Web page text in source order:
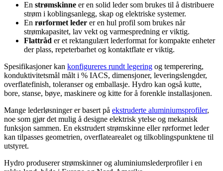
En strømskinne er en solid leder som brukes til å distribuere
strøm i koblingsanlegg, skap og elektriske systemer.
En rørformet leder er en hul profil som brukes når
strømkapasitet, lav vekt og varmespredning er viktig.
Flattråd er et rektangulært lederformat for kompakte enheter
der plass, repeterbarhet og kontaktflate er viktig.
Spesifikasjoner kan konfigureres rundt legering og temperering,
konduktivitetsmål målt i % IACS, dimensjoner, leveringslengder,
overflatefinish, toleranser og emballasje. Hydro kan også kutte,
bore, stanse, bøye, maskinere og kitte for å forenkle installasjonen.
Mange lederløsninger er basert på ekstruderte aluminiumsprofiler,
noe som gjør det mulig å designe elektrisk ytelse og mekanisk
funksjon sammen. En ekstrudert strømskinne eller rørformet leder
kan tilpasses geometrien, overflatearealet og tilkoblingspunktene til
utstyret.
Hydro produserer strømskinner og aluminiumslederprofiler i en